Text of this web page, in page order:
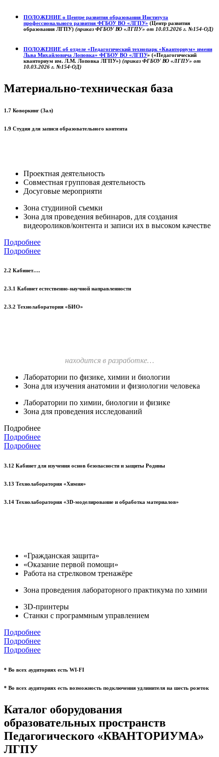
ПОЛОЖЕНИЕ о Центре развития образования Института
профессионального развития ФГБОУ ВО «ЛГПУ» (Центр развития
образования ЛГПУ) (приказ ФГБОУ ВО «ЛГПУ» от 10.03.2026 г. №154-ОД)
ПОЛОЖЕНИЕ об отделе «Педагогический технопарк «Кванториум» имени
Льва Михайловича Лоповка» ФГБОУ ВО «ЛГПУ» («Педагогический
кванториум им. Л.М. Лоповка ЛГПУ») (приказ ФГБОУ ВО «ЛГПУ» от
10.03.2026 г. №154-ОД)
Материально-техническая база
1.7 Коворкинг (Зал)
1.9 Студия для записи образовательного контента
Проектная деятельность
Совместная групповая деятельность
Досуговые мероприяти
Зона студииной съемки
Зона для проведения вебинаров, для создания
видеороликов/контента и записи их в высоком качестве
Подробнее
Подробнее
2.2 Кабинет….
2.3.1 Кабинет естественно-научной направленности
2.3.2 Технолаборатория «БИО»
находится в разработке…
Лаборатории по физике, химии и биологии
Зона для изучения анатомии и физиологии человека
Лаборатории по химии, биологии и физике
Зона для проведения исследований
Подробнее
Подробнее
Подробнее
3.12 Кабинет для изучения основ безопасности и защиты Родины
3.13 Технолаборатория «Химия»
3.14 Технолаборатория «3D-моделирование и обработка материалов»
«Гражданская защита»
«Оказание первой помощи»
Работа на стрелковом тренажёре
Зона проведения лабораторного практикума по химии
3D-принтеры
Станки с программным управлением
Подробнее
Подробнее
Подробнее
* Во всех аудиториях есть WI-FI
* Во всех аудиториях есть возможность подключения удлинителя на шесть розеток
Каталог оборудования
образовательных пространств
Педагогического «КВАНТОРИУМА»
ЛГПУ